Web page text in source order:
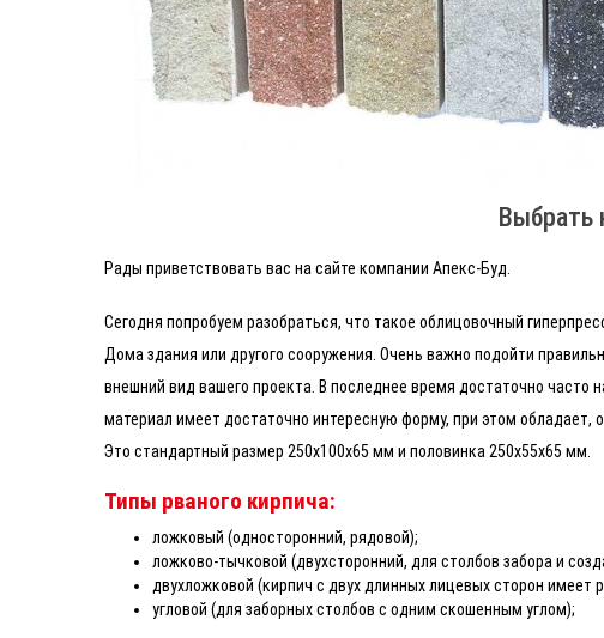
Выбрать
Рады приветствовать вас на сайте компании Апекс-Буд.
Сегодня попробуем разобраться, что такое облицовочный
Дома здания или другого сооружения. Очень важно подойти
внешний вид вашего проекта. В последнее время достаточно
материал имеет достаточно интересную форму, при этом
Это стандартный размер 250х100х65 мм и половинка 250х55х65 мм.
Типы рваного кирпича:
ложковый (односторонний, рядовой);
ложково-тычковой (двухсторонний, для столбов забора и
двухложковой (кирпич с двух длинных лицевых сторон
угловой (для заборных столбов с одним скошенным углом);